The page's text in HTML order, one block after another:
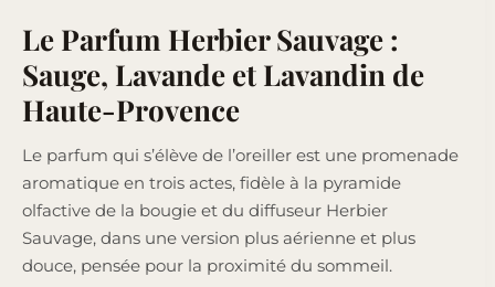
Le Parfum Herbier Sauvage :
Sauge, Lavande et Lavandin de
Haute-Provence
Le parfum qui s’élève de l’oreiller est une promenade
aromatique en trois actes, fidèle à la pyramide
olfactive de la bougie et du diffuseur Herbier
Sauvage, dans une version plus aérienne et plus
douce, pensée pour la proximité du sommeil.